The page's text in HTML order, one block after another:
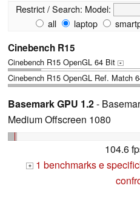
Restrict / Search: Model:
all
laptop
Cinebench R15
Cinebench R15 OpenGL 64 Bit +
Cinebench R15 OpenGL Ref. Match
Basemark GPU 1.2-
Medium Offscreen 1080
104.6
+ 1 benchmarks e